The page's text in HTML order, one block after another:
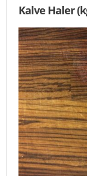
Kalve Haler